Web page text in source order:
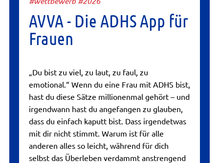
AVVA - Die ADHS App für
Frauen
„Du bist zu viel, zu laut, zu faul, zu
emotional.“ Wenn du eine Frau mit ADHS bist,
hast du diese Sätze millionenmal gehört – und
irgendwann hast du angefangen zu glauben,
dass du einfach kaputt bist. Dass irgendetwas
mit dir nicht stimmt. Warum ist für alle
anderen alles so leicht, während für dich
selbst das Überleben verdammt anstrengend